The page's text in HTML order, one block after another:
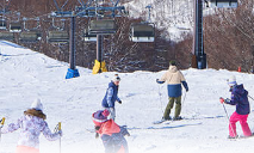
初心者ガイド